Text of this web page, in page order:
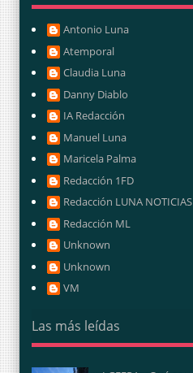
Antonio Luna
Atemporal
Claudia Luna
Danny Diablo
IA Redacción
Manuel Luna
Maricela Palma
Redacción 1FD
Redacción LUNA NOTICIAS
Redacción ML
Unknown
Unknown
VM
Las más leídas